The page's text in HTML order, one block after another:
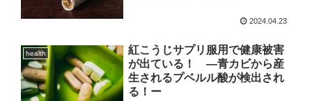
2024.04.23
health
紅こうじサプリ服用で健康被害
が出ている！ ―青カビから産
生されるプベルル酸が検出され
る！ー